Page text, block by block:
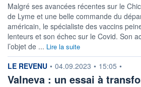
Malgré ses avancées récentes sur le
de Lyme et une belle commande du
américain, le spécialiste des vaccins
lenteurs et son échec sur le Covid. Son
l’objet de ... Lire la suite
information fournie par
LE REVENU • 04.09.2023 • 15:05 •
Valneva : un essai à